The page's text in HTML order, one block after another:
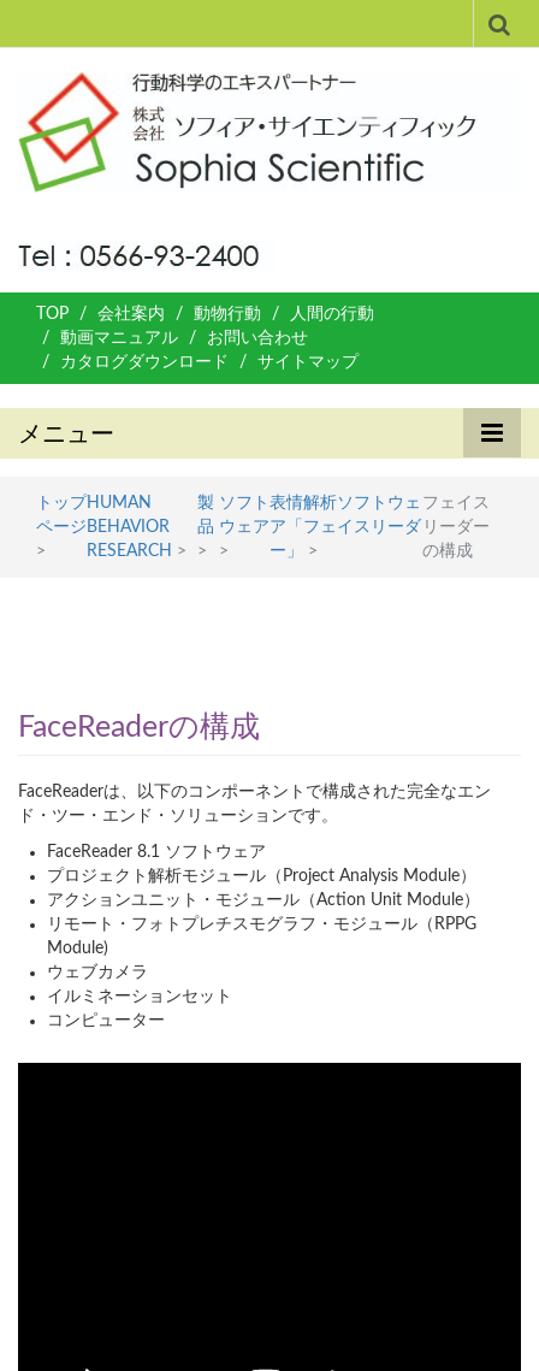
TOP 会社案内 動物行動
人間の行動
動画マニュアル
お問い合わせ
カタログダウンロード
サイトマップ
メニュー
トップ
ページ
>
HUMAN
BEHAVIOR
RESEARCH >
製
品
>
ソフト
ウェア
>
表情解析ソフトウェ
ア「フェイスリーダ
ー」
>
フェイス
リーダー
の構成
FaceReaderの構成
FaceReaderは、以下のコンポーネントで構成された完全なエン
ド・ツー・エンド・ソリューションです。
FaceReader 8.1 ソフトウェア
プロジェクト解析モジュール（Project Analysis Module）
アクションユニット・モジュール（Action Unit Module）
リモート・フォトプレチスモグラフ・モジュール（RPPG
Module)
ウェブカメラ
イルミネーションセット
コンピューター